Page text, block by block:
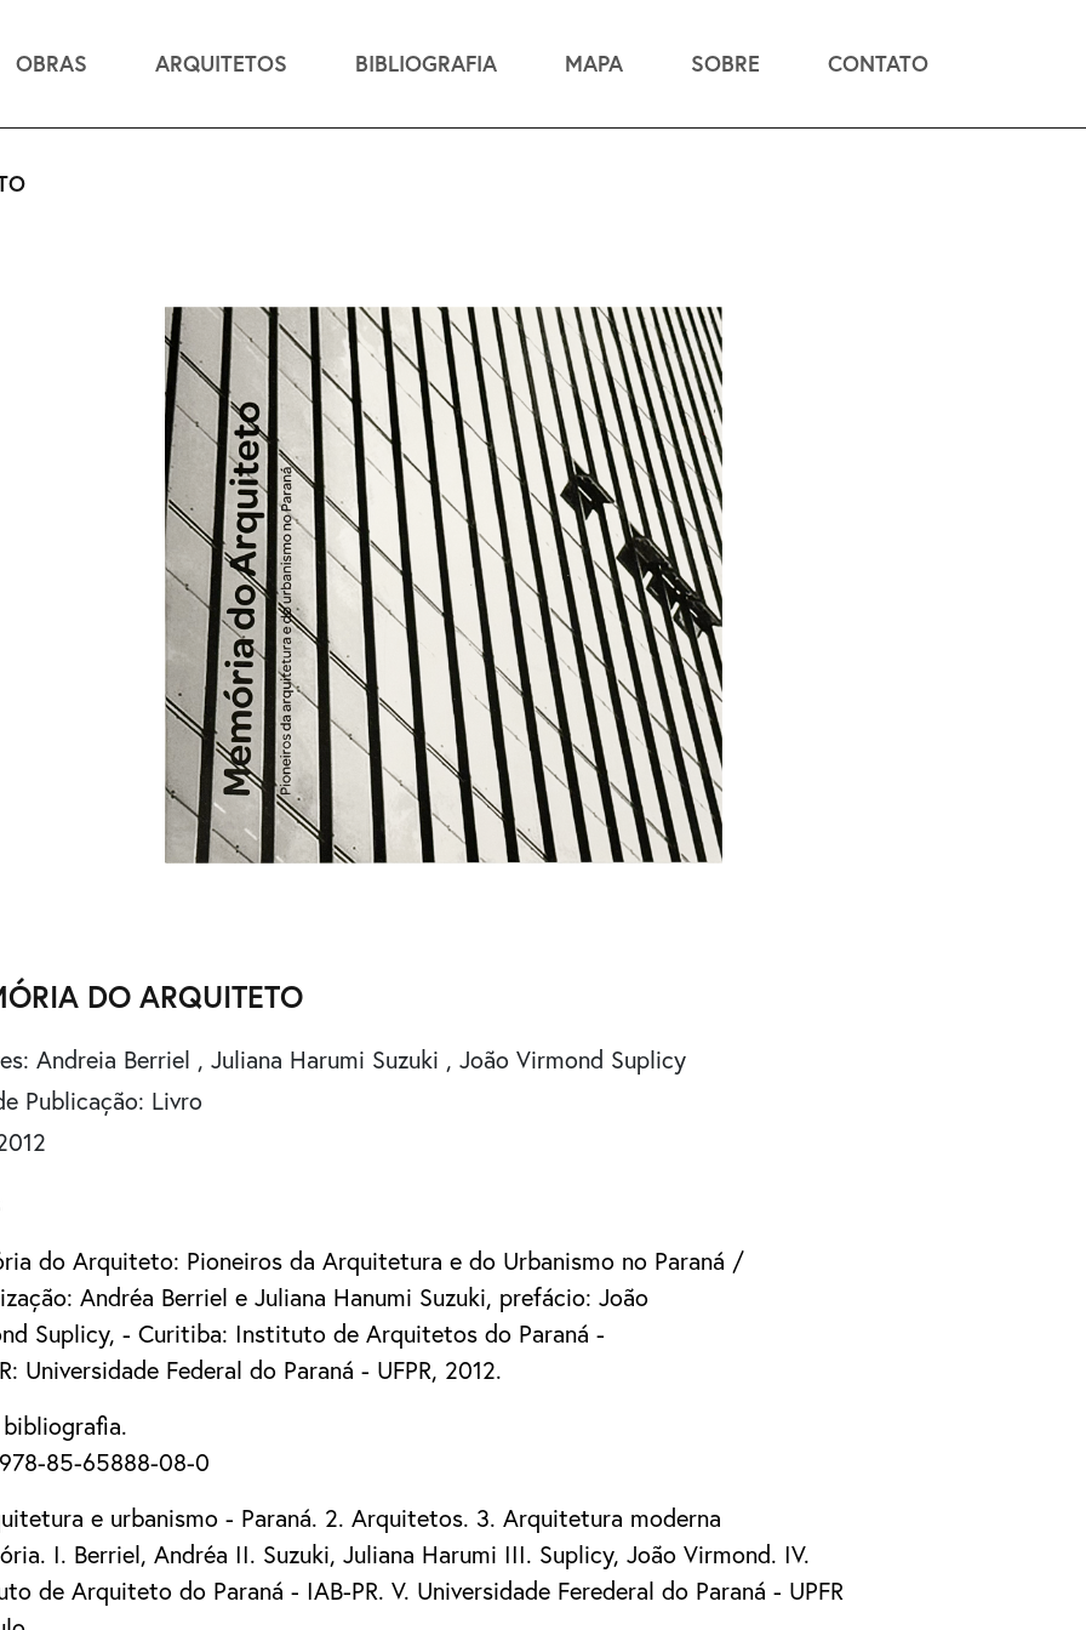
OBRAS ARQUITETOS BIBLIOGRAFIA MAPA SOBRE CONTATO
DO ARQUITETO
Andreia Berriel , Juliana Harumi Suzuki , João Virmond Suplicy
Publicação: Livro
do Arquiteto: Pioneiros da Arquitetura e do Urbanismo no Paraná /
Andréa Berriel e Juliana Hanumi Suzuki, prefácio: João
Suplicy, - Curitiba: Instituto de Arquitetos do Paraná -
Universidade Federal do Paraná - UFPR, 2012.
85-65888-08-0
e urbanismo - Paraná. 2. Arquitetos. 3. Arquitetura moderna
I. Berriel, Andréa II. Suzuki, Juliana Harumi III. Suplicy, João Virmond. IV.
de Arquiteto do Paraná - IAB-PR. V. Universidade Ferederal do Paraná - UPFR